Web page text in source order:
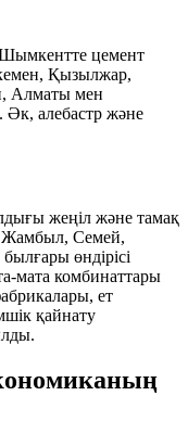
цемент
Қызылжар,
Алматы мен
Әк, алебастр және
жеңіл және тамақ
Жамбыл, Семей,
өндірісі
мата комбинаттары
ет
қайнату